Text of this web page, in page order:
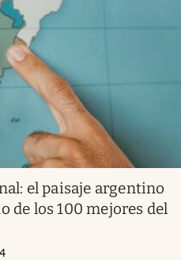
el paisaje argentino
de los 100 mejores del